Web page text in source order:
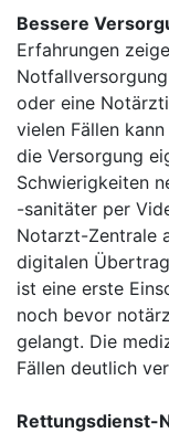
Bessere
Erfahrungen
oder eine
vielen Fällen
die Versorgung
Schwierigkeiten
-sanitäter per
Notarzt-Zentrale
digitalen
ist eine erste
noch bevor
gelangt. Die
Fällen deutlich
Rettungsdienst-